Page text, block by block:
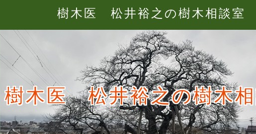
樹木医 松井裕之の樹木相談室
樹木医 松井裕之の樹木